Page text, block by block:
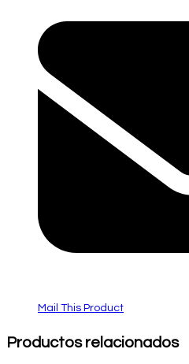
Mail This Product
Productos relacionados